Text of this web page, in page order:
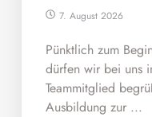
7. August 2026
Pünktlich zum
dürfen wir bei uns
Teammitglied
Ausbildung zur ...